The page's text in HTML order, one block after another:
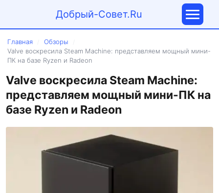
Добрый-Совет.Ru
Главная Обзоры
Valve воскресила Steam Machine: представляем мощный мини-
ПК на базе Ryzen и Radeon
Valve воскресила Steam Machine:
представляем мощный мини-ПК на
базе Ryzen и Radeon